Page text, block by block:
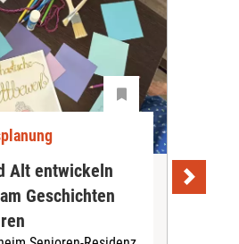
Alt entwickeln
Geschichten